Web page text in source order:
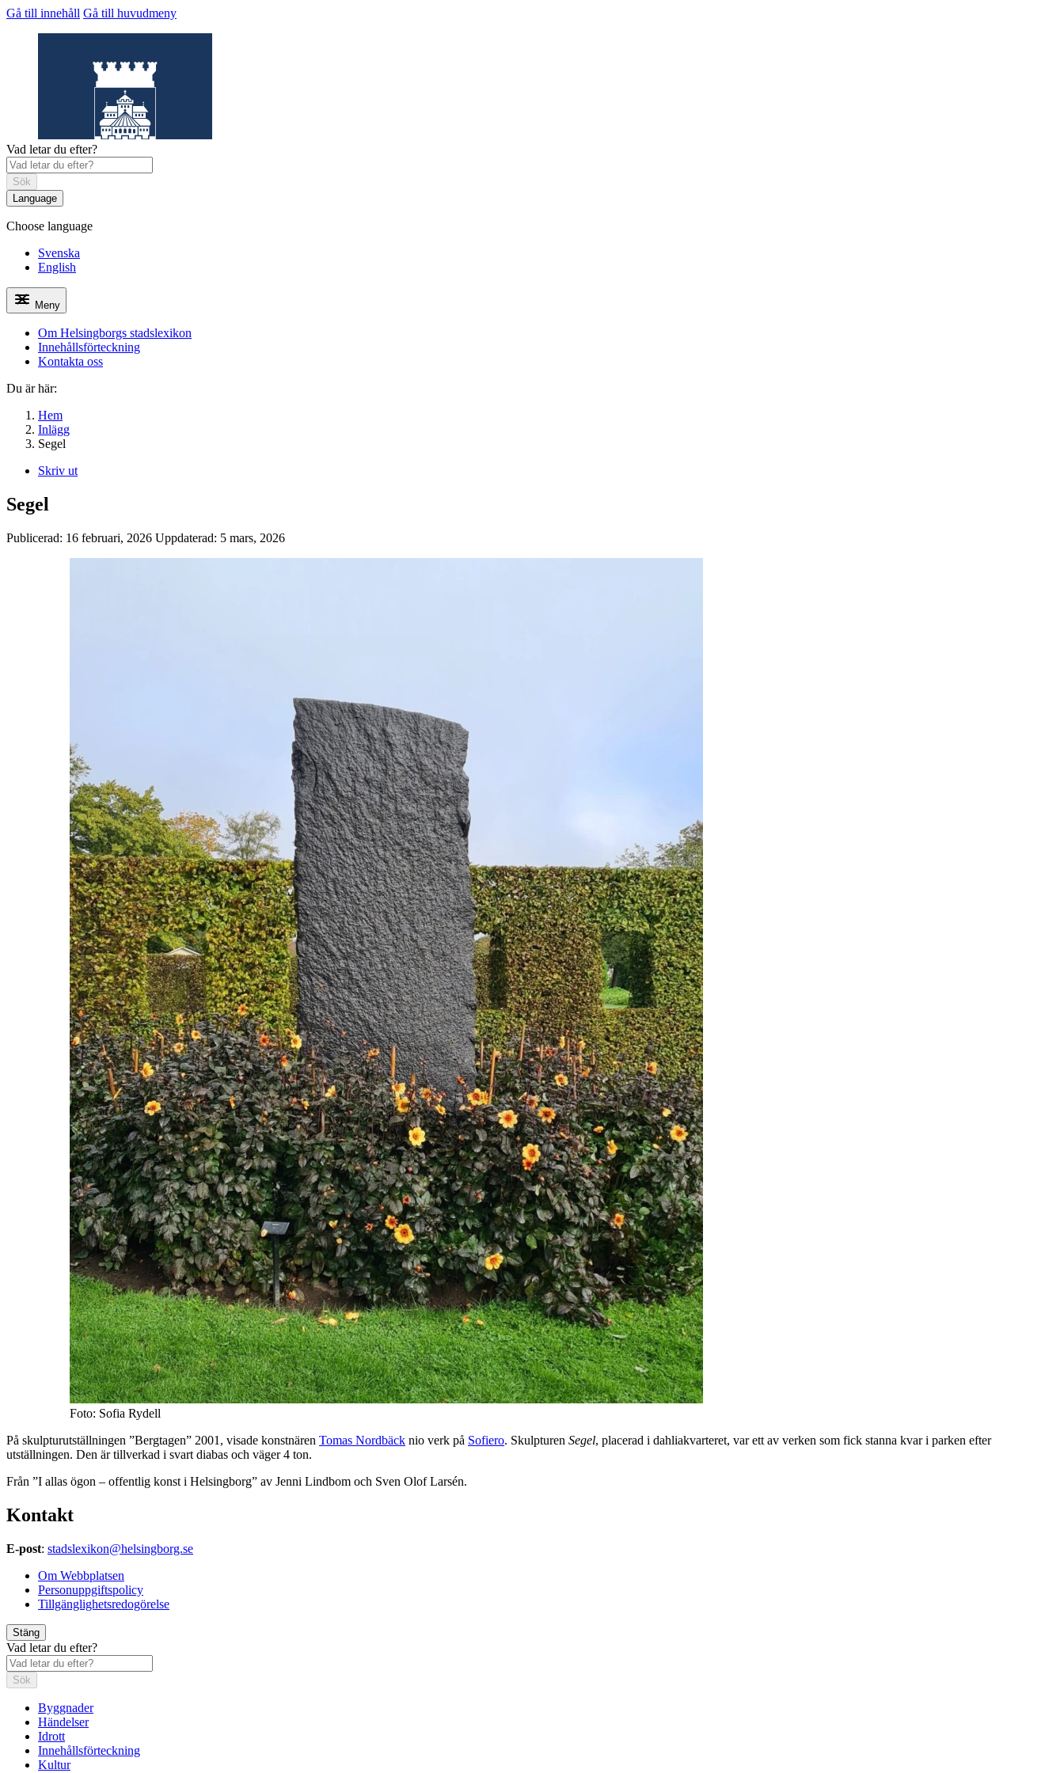
Gå till innehåll Gå till huvudmeny
Helsingborgs stadslexikon
Vad letar du efter?
Sök
Language
Choose language
Svenska
English
Meny
Om Helsingborgs stadslexikon
Innehållsförteckning
Kontakta oss
Du är här:
Hem
Inlägg
Segel
Skriv ut
Segel
Publicerad: 16 februari, 2026 Uppdaterad: 5 mars, 2026
Foto: Sofia Rydell
På skulpturutställningen ”Bergtagen” 2001, visade konstnären Tomas Nordbäck nio verk på Sofiero. Skulpturen Segel, placerad i dahliakvarteret, var ett av verken som fick stanna kvar i parken efter
utställningen. Den är tillverkad i svart diabas och väger 4 ton.
Från ”I allas ögon – offentlig konst i Helsingborg” av Jenni Lindbom och Sven Olof Larsén.
Kontakt
E-post: stadslexikon@helsingborg.se
Om Webbplatsen
Personuppgiftspolicy
Tillgänglighetsredogörelse
Stäng
Vad letar du efter?
Sök
Byggnader
Händelser
Idrott
Innehållsförteckning
Kultur